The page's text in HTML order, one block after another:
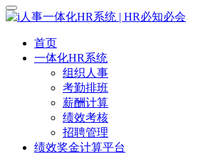
首页
一体化HR系统
组织人事
考勤排班
薪酬计算
绩效考核
招聘管理
绩效奖金计算平台